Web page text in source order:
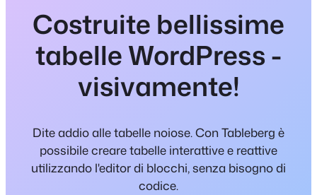
Costruite bellissime
tabelle WordPress -
visivamente!
Dite addio alle tabelle noiose. Con Tableberg è
possibile creare tabelle interattive e reattive
utilizzando l'editor di blocchi, senza bisogno di
codice.